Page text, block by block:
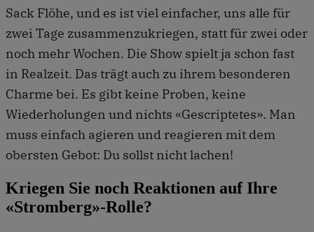
Sack Flöhe, und es ist viel einfacher, uns alle für
zwei Tage zusammenzukriegen, statt für zwei oder
noch mehr Wochen. Die Show spielt ja schon fast
in Realzeit. Das trägt auch zu ihrem besonderen
Charme bei. Es gibt keine Proben, keine
Wiederholungen und nichts «Gescriptetes». Man
muss einfach agieren und reagieren mit dem
obersten Gebot: Du sollst nicht lachen!
Kriegen Sie noch Reaktionen auf Ihre
«Stromberg»-Rolle?